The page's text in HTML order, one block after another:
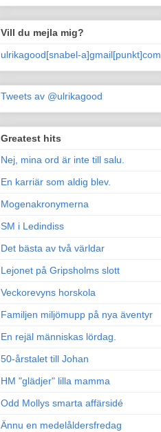
Vill du mejla mig?
ulrikagood[snabel-a]gmail[punkt]com
Tweets av @ulrikagood
Greatest hits
Nej, mina ord är inte till salu.
En karriär som aldig blev.
Mogenakronymerna
SM i Ledindiss
Det bästa av två världar
Lejonet på Gripsholms slott
Veckorevyns horskola
Familjen miljömupp på nya äventyr
En rejäl människas lördag.
50-årstalet till Johan
HM "glädjer" lilla mamma
Odd Mollys smarta affärsidé
Ännu en medelåldersfredag